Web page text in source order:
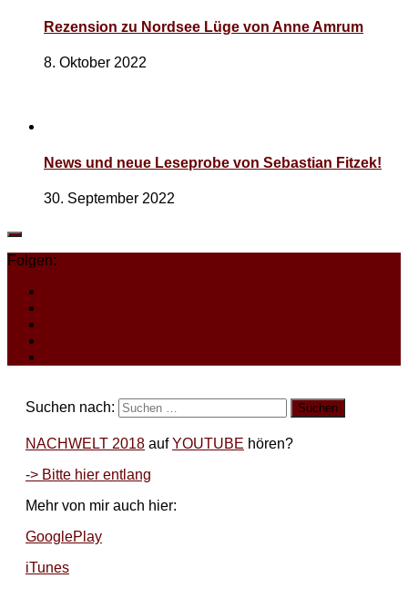
Rezension zu Nordsee Lüge von Anne Amrum
8. Oktober 2022
News und neue Leseprobe von Sebastian Fitzek!
30. September 2022
Folgen:
Suchen nach:
NACHWELT 2018 aufYOUTUBE hören?
-> Bitte hier entlang
Mehr von mir auch hier:
GooglePlay
iTunes